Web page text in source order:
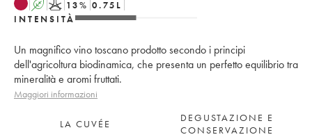
A K 13% 0.75 L
INTENSITÀ
Un magnifico vino toscano prodotto secondo i principi
dell'agricoltura biodinamica, che presenta un perfetto equilibrio tra
mineralità e aromi fruttati.
Maggiori informazioni
LA CUVÉE
DEGUSTAZIONE E
CONSERVAZIONE